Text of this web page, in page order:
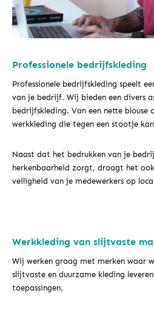
Professionele bedrijfskleding
Professionele bedrijfskleding speelt
van je bedrijf. Wij bieden een divers
bedrijfskleding. Van een nette
werkkleding die tegen een stootje
Naast dat het bedrukken van je
herkenbaarheid zorgt, draagt het
veiligheid van je medewerkers op
Werkkleding van slijtvaste
Wij werken graag met merken waar
slijtvaste en duurzame kleding
toepassingen.